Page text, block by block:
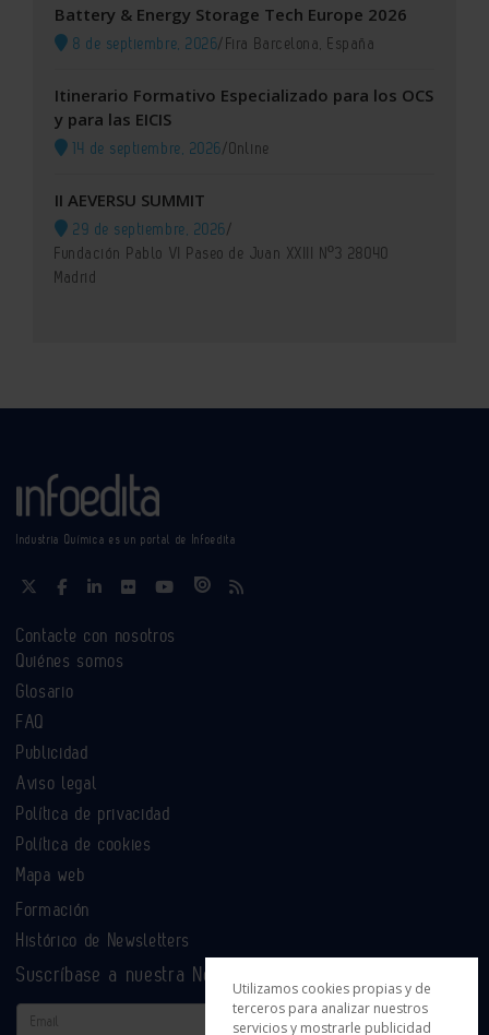
Battery & Energy Storage Tech Europe 2026
8 de septiembre, 2026/ Fira Barcelona, España
Itinerario Formativo Especializado para los OCS
y para las EICIS
14 de septiembre, 2026/Online
II AEVERSU SUMMIT
29 de septiembre, 2026/
Fundación Pablo VI Paseo de Juan XXIII Nº3 28040
Madrid
Industria Química es un portal de Infoedita
Contacte con nosotros
Quiénes somos
Glosario
FAQ
Publicidad
Aviso legal
Política de privacidad
Política de cookies
Mapa web
Formación
Histórico de Newsletters
Suscríbase a nuestra Newsletter
Email
Utilizamos cookies propias y de
terceros para analizar nuestros
servicios y mostrarle publicidad